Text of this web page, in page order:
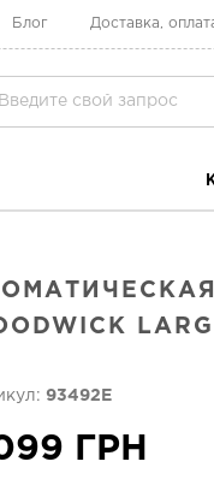
Блог Доставка,
93492E
ГРН